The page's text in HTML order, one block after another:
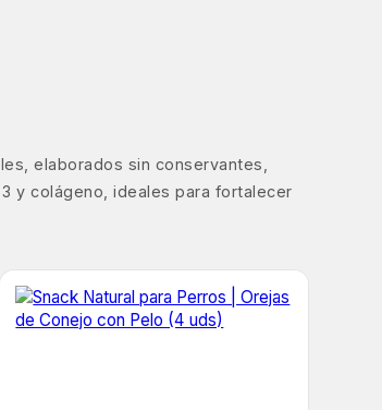
elaborados sin conservantes,
y colágeno, ideales para fortalecer